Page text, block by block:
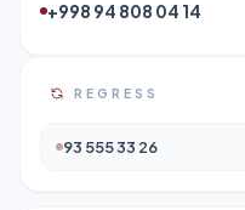
+998 94 808 04 14
REGRESS
93 555 33 26